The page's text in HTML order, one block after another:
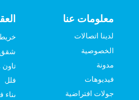
شقق
فلل
بناء
معلومات عنا
لدينا اتصالات
الخصوصية
مدونة
فيديوهات
جولات افتراضية